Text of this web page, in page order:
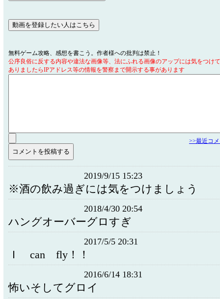
無料ゲーム攻略、感想を書こう。作者様への批判は禁止！
公序良俗に反する内容や違法な画像等、法にふれる画像のアップには気をつけ
ありましたらIPアドレス等の情報を警察まで開示する事があります
>>最近コ
2019/9/15 15:23
※酒の飲み過ぎには気をつけましょう
2018/4/30 20:54
ハングオーバーグロすぎ
2017/5/5 20:31
Ｉ can fly！！
2016/6/14 18:31
怖いそしてグロイ